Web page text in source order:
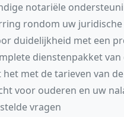
notariële
rondom uw juridische
duidelijkheid met een
dienstenpakket
het met de tarieven van
voor ouderen en uw
vragen